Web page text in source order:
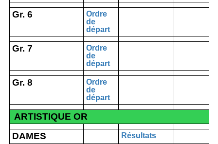
Gr. 6
Ordre
de
départ
Gr. 7
Ordre
de
départ
Gr. 8
Ordre
de
départ
ARTISTIQUE OR
DAMES
Résultats